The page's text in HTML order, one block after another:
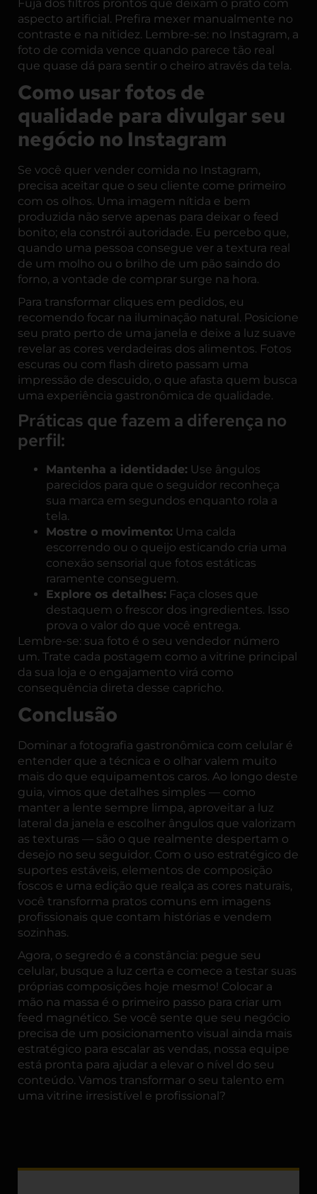
Fuja dos filtros prontos que deixam o prato com
aspecto artificial. Prefira mexer manualmente no
contraste e na nitidez. Lembre-se: no Instagram, a
foto de comida vence quando parece tão real
que quase dá para sentir o cheiro através da tela.
Como usar fotos de
qualidade para divulgar seu
negócio no Instagram
Se você quer vender comida no Instagram,
precisa aceitar que o seu cliente come primeiro
com os olhos. Uma imagem nítida e bem
produzida não serve apenas para deixar o feed
bonito; ela constrói autoridade. Eu percebo que,
quando uma pessoa consegue ver a textura real
de um molho ou o brilho de um pão saindo do
forno, a vontade de comprar surge na hora.
Para transformar cliques em pedidos, eu
recomendo focar na iluminação natural. Posicione
seu prato perto de uma janela e deixe a luz suave
revelar as cores verdadeiras dos alimentos. Fotos
escuras ou com flash direto passam uma
impressão de descuido, o que afasta quem busca
uma experiência gastronômica de qualidade.
Práticas que fazem a diferença no
perfil:
Mantenha a identidade: Use ângulos
parecidos para que o seguidor reconheça
sua marca em segundos enquanto rola a
tela.
Mostre o movimento: Uma calda
escorrendo ou o queijo esticando cria uma
conexão sensorial que fotos estáticas
raramente conseguem.
Explore os detalhes: Faça closes que
destaquem o frescor dos ingredientes. Isso
prova o valor do que você entrega.
Lembre-se: sua foto é o seu vendedor número
um. Trate cada postagem como a vitrine principal
da sua loja e o engajamento virá como
consequência direta desse capricho.
Conclusão
Dominar a fotografia gastronômica com celular é
entender que a técnica e o olhar valem muito
mais do que equipamentos caros. Ao longo deste
guia, vimos que detalhes simples — como
manter a lente sempre limpa, aproveitar a luz
lateral da janela e escolher ângulos que valorizam
as texturas — são o que realmente despertam o
desejo no seu seguidor. Com o uso estratégico de
suportes estáveis, elementos de composição
foscos e uma edição que realça as cores naturais,
você transforma pratos comuns em imagens
profissionais que contam histórias e vendem
sozinhas.
Agora, o segredo é a constância: pegue seu
celular, busque a luz certa e comece a testar suas
próprias composições hoje mesmo! Colocar a
mão na massa é o primeiro passo para criar um
feed magnético. Se você sente que seu negócio
precisa de um posicionamento visual ainda mais
estratégico para escalar as vendas, nossa equipe
está pronta para ajudar a elevar o nível do seu
conteúdo. Vamos transformar o seu talento em
uma vitrine irresistível e profissional?